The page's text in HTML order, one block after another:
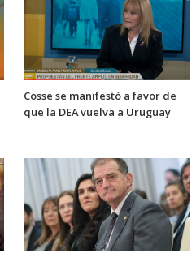
Cosse se manifestó a favor de
que la DEA vuelva a Uruguay